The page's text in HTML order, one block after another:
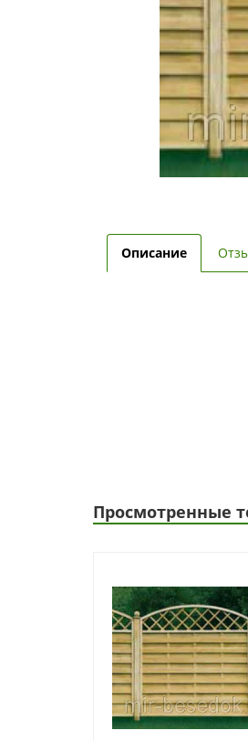
Описание
Просмотренные